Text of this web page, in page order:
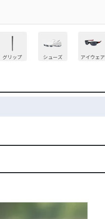
グリップ シューズ アイウェア